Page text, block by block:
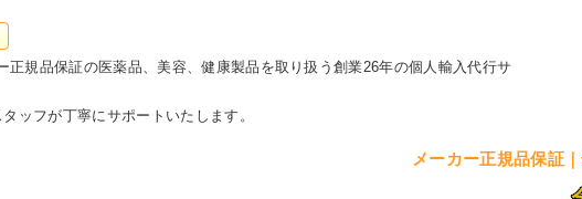
正規品保証の医薬品、美容、健康製品を取り扱う創業26年の個人輸入代行サ
ッフが丁寧にサポートいたします。
メーカー正規品保証